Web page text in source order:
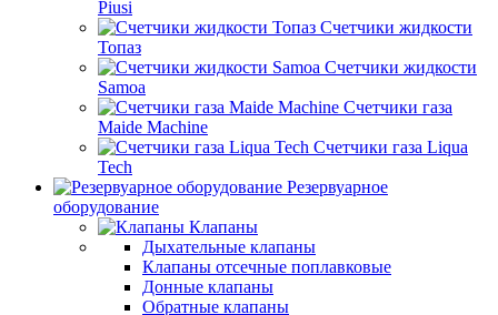
Piusi
Счетчики жидкости
Топаз
Счетчики жидкости
Samoa
Счетчики газа
Maide Machine
Счетчики газа Liqua
Tech
Резервуарное
оборудование
Клапаны
Дыхательные клапаны
Клапаны отсечные поплавковые
Донные клапаны
Обратные клапаны